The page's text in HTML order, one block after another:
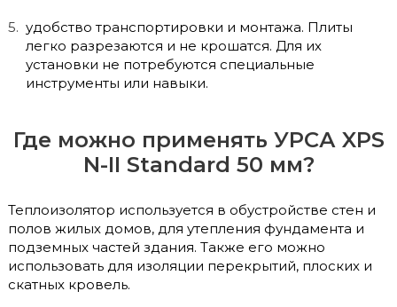
удобство транспортировки и монтажа. Плиты
легко разрезаются и не крошатся. Для их
установки не потребуются специальные
инструменты или навыки.
Где можно применять УРСА XPS
N-II Standard 50 мм?
Теплоизолятор используется в обустройстве стен и
полов жилых домов, для утепления фундамента и
подземных частей здания. Также его можно
использовать для изоляции перекрытий, плоских и
скатных кровель.